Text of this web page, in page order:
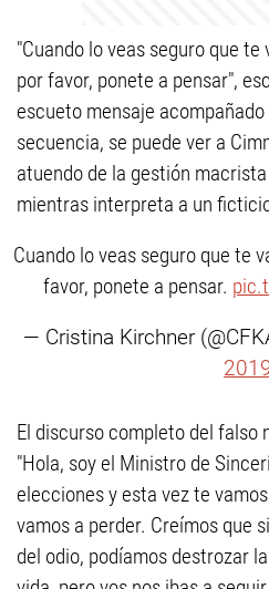
"Cuando lo veas seguro que te
por favor, ponete a pensar",
escueto mensaje acompañado
secuencia, se puede ver a
atuendo de la gestión
mientras interpreta a un
Cuando lo veas seguro que te
favor, ponete a pensar.
— Cristina Kirchner
El discurso completo del falso
"Hola, soy el Ministro de
elecciones y esta vez te
vamos a perder. Creímos que
del odio, podíamos destrozar